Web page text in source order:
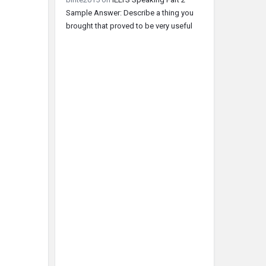
Sample Answer: Describe a thing you
brought that proved to be very useful